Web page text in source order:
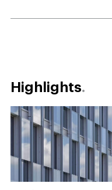
Highlights